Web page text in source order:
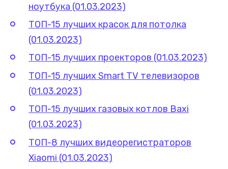
ноутбука (01.03.2023)
ТОП-15 лучших красок для потолка
(01.03.2023)
ТОП-15 лучших проекторов (01.03.2023)
ТОП-15 лучших Smart TV телевизоров
(01.03.2023)
ТОП-15 лучших газовых котлов Baxi
(01.03.2023)
ТОП-8 лучших видеорегистраторов
Xiaomi (01.03.2023)